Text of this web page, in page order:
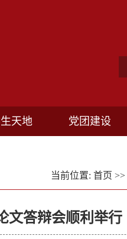
天地 党团建设
当前位置: 首页 >>
文答辩会顺利举行